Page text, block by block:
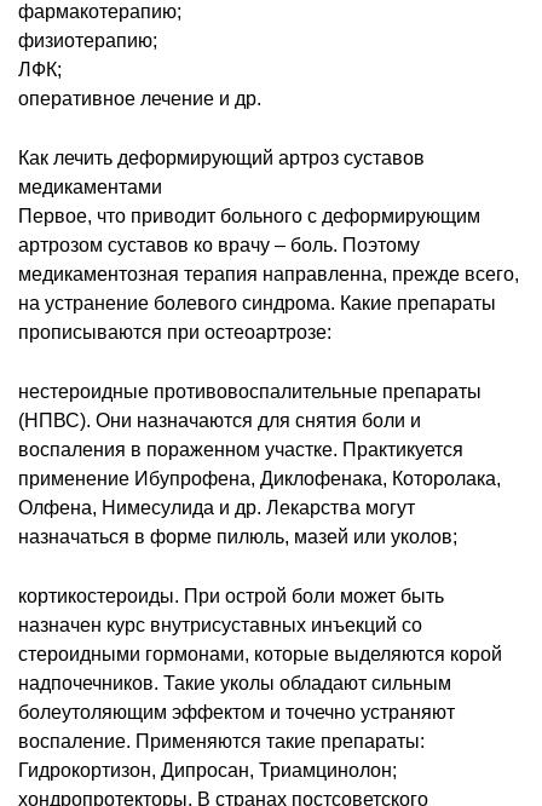
фармакотерапию;
физиотерапию;
ЛФК;
оперативное лечение и др.
Как лечить деформирующий артроз суставов
медикаментами
Первое, что приводит больного с деформирующим
артрозом суставов ко врачу – боль. Поэтому
медикаментозная терапия направленна, прежде всего,
на устранение болевого синдрома. Какие препараты
прописываются при остеоартрозе:
нестероидные противовоспалительные препараты
(НПВС). Они назначаются для снятия боли и
воспаления в пораженном участке. Практикуется
применение Ибупрофена, Диклофенака, Которолака,
Олфена, Нимесулида и др. Лекарства могут
назначаться в форме пилюль, мазей или уколов;
кортикостероиды. При острой боли может быть
назначен курс внутрисуставных инъекций со
стероидными гормонами, которые выделяются корой
надпочечников. Такие уколы обладают сильным
болеутоляющим эффектом и точечно устраняют
воспаление. Применяются такие препараты:
Гидрокортизон, Дипросан, Триамцинолон;
хондропротекторы. В странах постсоветского